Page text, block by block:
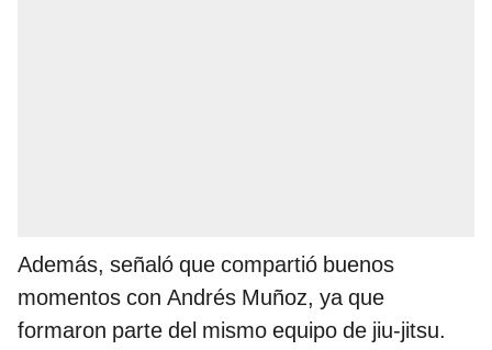
Además, señaló que compartió buenos
momentos con Andrés Muñoz, ya que
formaron parte del mismo equipo de jiu-jitsu.